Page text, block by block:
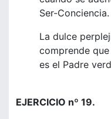
Ser-Conciencia.
La dulce
comprende que
es el Padre
EJERCICIO nº 19.